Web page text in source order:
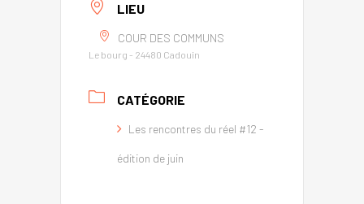
LIEU
COUR DES COMMUNS
Le bourg - 24480 Cadouin
CATÉGORIE
Les rencontres du réel #12 -
édition de juin